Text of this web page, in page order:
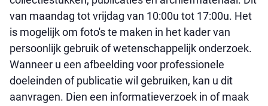
van maandag tot vrijdag van 10:00u tot 17:00u. Het
is mogelijk om foto's te maken in het kader van
persoonlijk gebruik of wetenschappelijk onderzoek.
Wanneer u een afbeelding voor professionele
doeleinden of publicatie wil gebruiken, kan u dit
aanvragen. Dien een informatieverzoek in of maak